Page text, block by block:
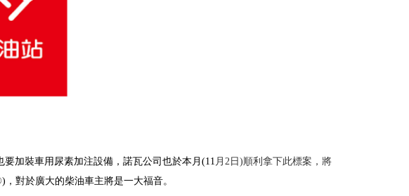
加裝車用尿素加注設備，諾瓦公司也於本月(11 月2日)順利拿下此標案，將
) ，對於廣大的柴油車主將是一大福音。